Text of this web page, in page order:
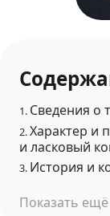
1. Сведения о
2.Характер и
и ласковый
3. История и
Показать ещё